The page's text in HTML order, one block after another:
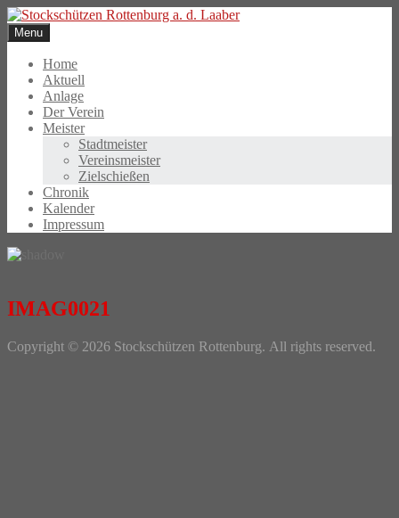
Skip
to
content
Menu
Home
Aktuell
Anlage
Der Verein
Meister
Stadtmeister
Vereinsmeister
Zielschießen
Chronik
Kalender
Impressum
IMAG0021
Photo
Copyright © 2026 Stockschützen Rottenburg. All rights reserved.